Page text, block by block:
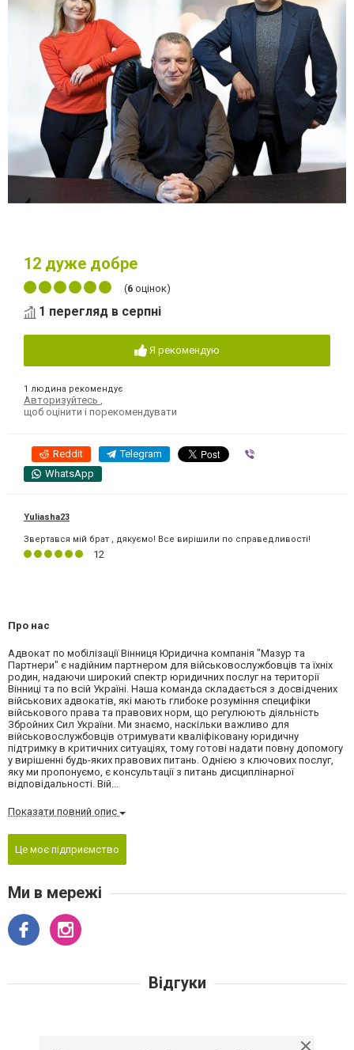
12 дуже добре
(6 оцінок)
1 перегляд в серпні
Я рекомендую
1 людина рекомендує
Авторизуйтесь ,
щоб оцінити і порекомендувати
Reddit Telegram
WhatsApp
Yuliasha23
Звертався мій брат , дякуємо! Все вирішили по справедливості!
12
Про нас
Адвокат по мобілізації Вінниця Юридична компанія "Мазур та
Партнери" є надійним партнером для військовослужбовців та їхніх
родин, надаючи широкий спектр юридичних послуг на території
Вінниці та по всій Україні. Наша команда складається з досвідчених
військових адвокатів, які мають глибоке розуміння специфіки
військового права та правових норм, що регулюють діяльність
Збройних Сил України. Ми знаємо, наскільки важливо для
військовослужбовців отримувати кваліфіковану юридичну
підтримку в критичних ситуаціях, тому готові надати повну допомогу
у вирішенні будь-яких правових питань. Однією з ключових послуг,
яку ми пропонуємо, є консультації з питань дисциплінарної
відповідальності. Вій...
Показати повний опис
Це моє підприємство
Ми в мережі
Відгуки